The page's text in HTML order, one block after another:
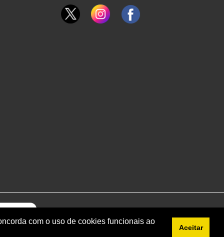
com o uso de cookies funcionais ao
Aceitar